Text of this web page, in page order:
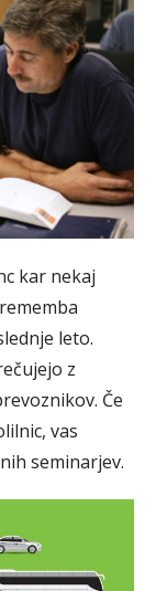
kar nekaj
leto.
z
Če
vas
seminarjev.